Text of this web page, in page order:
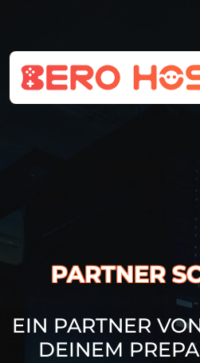
PARTNER
EIN PARTNER
DEINEM